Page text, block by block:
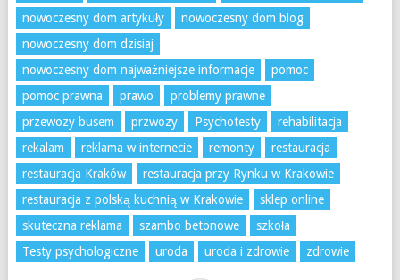
nowoczesny dom artykuły
nowoczesny dom blog
nowoczesny dom dzisiaj
nowoczesny dom najważniejsze informacje
pomoc
pomoc prawna
prawo
problemy prawne
przewozy busem
przwozy Psychotesty
rehabilitacja
rekalam
reklama w internecie remonty
restauracja
restauracja Kraków
restauracja przy Rynku w Krakowie
restauracja z polską kuchnią w Krakowie
sklep online
skuteczna reklama
szambo betonowe
szkoła
Testy psychologiczne
uroda uroda i zdrowie zdrowie